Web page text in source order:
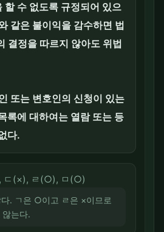
할 수 없도록 규정되어 있으
같은 불이익을 감수하면 법
결정을 따르지 않아도 위법
또는 변호인의 신청이 있는
록에 대하여는 열람 또는 등
다.
ㄷ(×), ㄹ(○), ㅁ(○)
다. ㄱ은 ○이고 ㄹ은 ×이므로
않는다.